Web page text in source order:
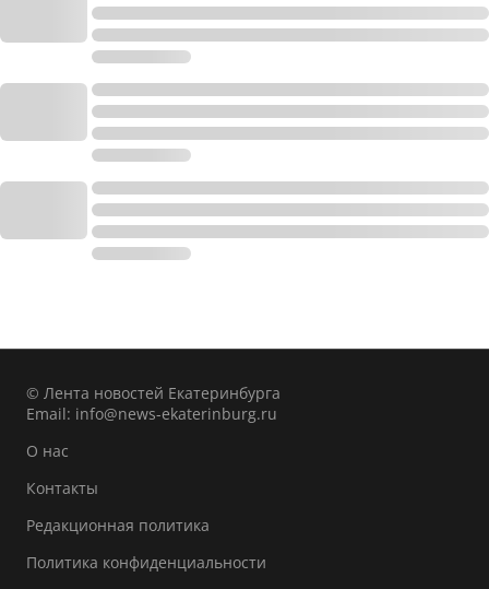
© Лента новостей Екатеринбурга
Email: info@news-ekaterinburg.ru
О нас
Контакты
Редакционная политика
Политика конфиденциальности